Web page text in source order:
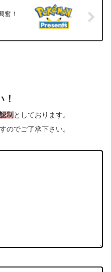
奮！
制 としております。
のでご了承下さい。